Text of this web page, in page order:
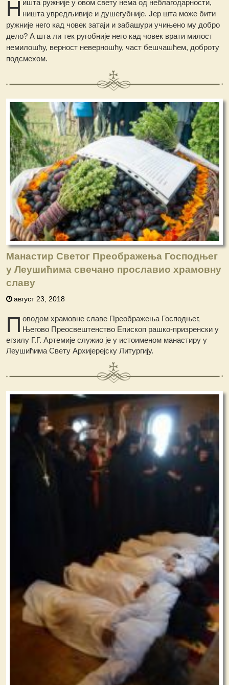
Н ишта ружније у овом свету нема од неблагодарности,
ништа увредљивије и душегубније. Јер шта може бити
ружније него кад човек затаји и забашури учињено му добро
дело? А шта ли тек ругобније него кад човек врати милост
немилошћу, верност неверношћу, част бешчашћем, доброту
подсмехом.
Манастир Светог Преображења Господњег
у Леушићима свечано прославио храмовну
славу
август 23, 2018
П оводом храмовне славе Преображења Господњег,
Његово Преосвештенство Епископ рашко-призренски у
егзилу Г.Г. Артемије служио је у истоименом манастиру у
Леушићима Свету Архијерејску Литургију.